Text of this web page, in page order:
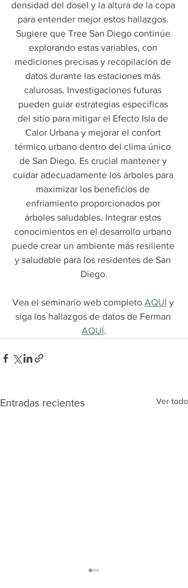
densidad del dosel y la altura de la copa
para entender mejor estos hallazgos.
Sugiere que Tree San Diego continúe
explorando estas variables, con
mediciones precisas y recopilación de
datos durante las estaciones más
calurosas. Investigaciones futuras
pueden guiar estrategias específicas
del sitio para mitigar el Efecto Isla de
Calor Urbana y mejorar el confort
térmico urbano dentro del clima único
de San Diego. Es crucial mantener y
cuidar adecuadamente los árboles para
maximizar los beneficios de
enfriamiento proporcionados por
árboles saludables. Integrar estos
conocimientos en el desarrollo urbano
puede crear un ambiente más resiliente
y saludable para los residentes de San
Diego.
Vea el seminario web completo AQUÍ y
siga los hallazgos de datos de Ferman
AQUÍ.
Entradas recientes Ver todo